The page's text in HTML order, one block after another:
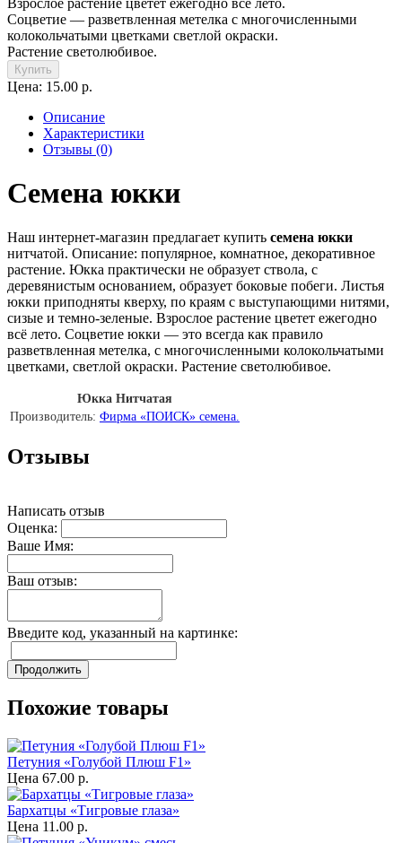
Соцветие — разветвленная метелка с многочисленными
колокольчатыми цветками светлой окраски.
Растение светолюбивое.
Купить
Цена: 15.00 р.
Описание
Характеристики
Отзывы (0)
Семена юкки
Наш интернет-магазин предлагает купить семена юкки
нитчатой. Описание: популярное, комнатное, декоративное
растение. Юкка практически не образует ствола, с
деревянистым основанием, образует боковые побеги. Листья
юкки приподняты кверху, по краям с выступающими нитями,
сизые и темно-зеленые. Взрослое растение цветет ежегодно
всё лето. Соцветие юкки — это всегда как правило
разветвленная метелка, с многочисленными колокольчатыми
цветками, светлой окраски. Растение светолюбивое.
Юкка Нитчатая
Производитель: Фирма «ПОИСК» семена.
Отзывы
Написать отзыв
Оценка:
Ваше Имя:
Ваш отзыв:
Введите код, указанный на картинке:
Продолжить
Похожие товары
Петуния «Голубой Плюш F1»
Цена 67.00 р.
Бархатцы «Тигровые глаза»
Цена 11.00 р.